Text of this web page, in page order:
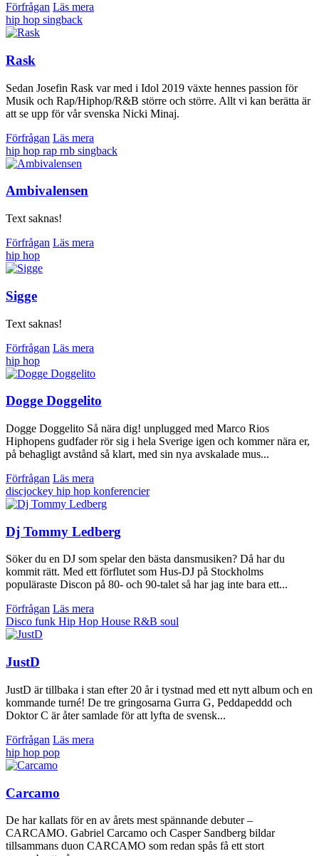
Förfrågan Läs mera
hip hop singback
Rask
Sedan Josefin Rask var med i Idol 2019 växte hennes passion för
Musik och Rap/Hiphop/R&B större och större. Allt vi kan berätta är
att se upp för vår svenska Nicki Minaj.
Förfrågan Läs mera
hip hop rap rnb singback
Ambivalensen
Text saknas!
Förfrågan Läs mera
hip hop
Sigge
Text saknas!
Förfrågan Läs mera
hip hop
Dogge Doggelito
Dogge Doggelito Så nära dig! unplugged med Marco Rios
Hiphopens gudfader rör sig i hela Sverige igen och kommer nära er,
på behagligt avstånd så klart, med sin nya avskalade mus...
Förfrågan Läs mera
discjockey hip hop konferencier
Dj Tommy Ledberg
Söker du en DJ som spelar den bästa dansmusiken? Då har du
kommit rätt. Med ett förflutet som Hus-DJ på Stockholms
populäraste Discon på 80- och 90-talet så har jag inte bara ett...
Förfrågan Läs mera
Disco funk Hip Hop House R&B soul
JustD
JustD är tillbaka i stan efter 20 år i tystnad med ett nytt album och en
kommande turné! De tre gringosarna Gurra G, Peddapeddd och
Doktor C är åter samlade för att lyfta de svensk...
Förfrågan Läs mera
hip hop pop
Carcamo
De har kallats för en av årets mest spännande debuter –
CARCAMO. Gabriel Carcamo och Casper Sandberg bildar
tillsammans duon CARCAMO som redan spås få ett stort